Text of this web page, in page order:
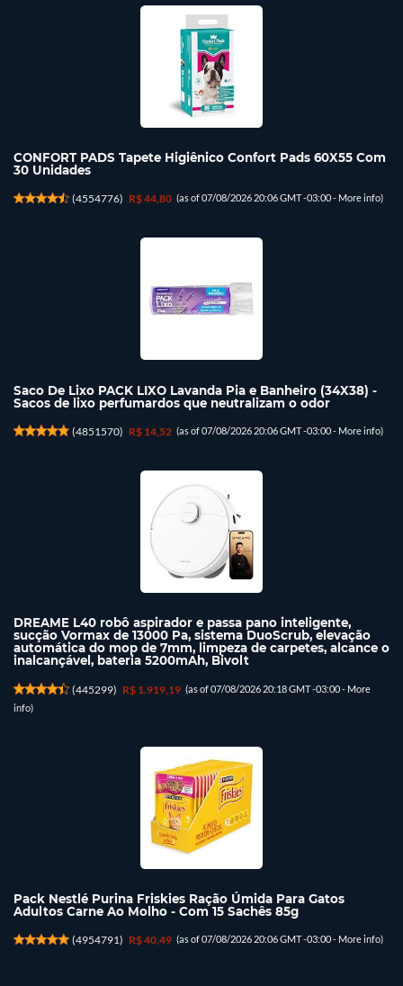
CONFORT PADS Tapete Higiênico Confort Pads 60X55 Com
30 Unidades
(4554776) R$ 44,80 (as of 07/08/2026 20:06 GMT -03:00 - More info)
Saco De Lixo PACK LIXO Lavanda Pia e Banheiro (34X38) -
Sacos de lixo perfumardos que neutralizam o odor
(4851570) R$ 14,52 (as of 07/08/2026 20:06 GMT -03:00 - More info)
DREAME L40 robô aspirador e passa pano inteligente,
sucção Vormax de 13000 Pa, sistema DuoScrub, elevação
automática do mop de 7mm, limpeza de carpetes, alcance o
inalcançável, bateria 5200mAh, Bivolt
(445299) R$ 1.919,19 (as of 07/08/2026 20:18 GMT -03:00 - More
info)
Pack Nestlé Purina Friskies Ração Úmida Para Gatos
Adultos Carne Ao Molho - Com 15 Sachês 85g
(4954791) R$ 40,49 (as of 07/08/2026 20:06 GMT -03:00 - More info)